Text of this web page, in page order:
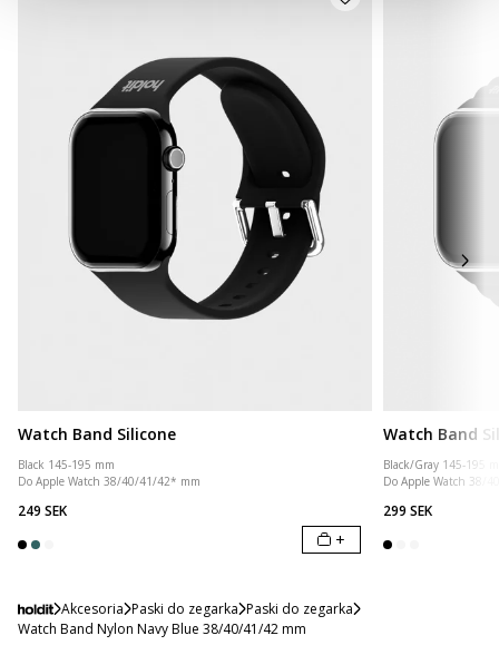
Watch Band Silicone
Black 145-195 mm
Do Apple Watch 38/40/41/42* mm
249 SEK
+
Watch Band
Black/Gray 145-195
Do Apple Watch 38/
299 SEK
Akcesoria Paski do zegarka Paski do zegarka
Watch Band Nylon Navy Blue 38/40/41/42 mm